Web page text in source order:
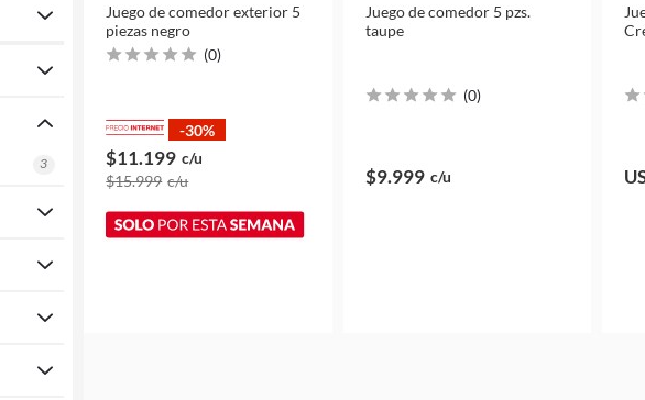
3
Juego de comedor exterior 5
piezas negro
(0)
-30%
$11.199 c/u
$15.999 c/u
Juego de comedor 5 pzs.
taupe
(0)
$9.999 c/u